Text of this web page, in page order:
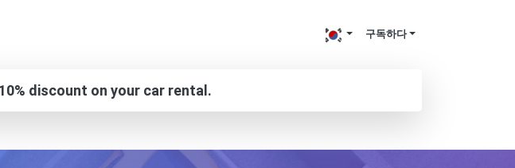
구독하다
discount on your car rental.